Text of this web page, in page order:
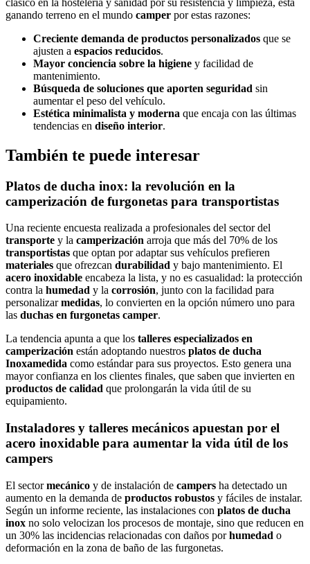
ganando terreno en el mundo camper por estas razones:
Creciente demanda de productos personalizados que se
ajusten a espacios reducidos.
Mayor conciencia sobre la higiene y facilidad de
mantenimiento.
Búsqueda de soluciones que aporten seguridad sin
aumentar el peso del vehículo.
Estética minimalista y moderna que encaja con las últimas
tendencias en diseño interior.
También te puede interesar
Platos de ducha inox: la revolución en la
camperización de furgonetas para transportistas
Una reciente encuesta realizada a profesionales del sector del
transporte y la camperización arroja que más del 70% de los
transportistas que optan por adaptar sus vehículos prefieren
materiales que ofrezcan durabilidad y bajo mantenimiento. El
acero inoxidable encabeza la lista, y no es casualidad: la protección
contra la humedad y la corrosión, junto con la facilidad para
personalizarmedidas, lo convierten en la opción número uno para
las duchas en furgonetas camper.
La tendencia apunta a que los talleres especializados en
camperización están adoptando nuestros platos de ducha
Inoxamedida como estándar para sus proyectos. Esto genera una
mayor confianza en los clientes finales, que saben que invierten en
productos de calidad que prolongarán la vida útil de su
equipamiento.
Instaladores y talleres mecánicos apuestan por el
acero inoxidable para aumentar la vida útil de los
campers
El sectormecánico y de instalación de campers ha detectado un
aumento en la demanda de productos robustos y fáciles de instalar.
Según un informe reciente, las instalaciones con platos de ducha
inox no solo velocizan los procesos de montaje, sino que reducen en
un 30% las incidencias relacionadas con daños porhumedad o
deformación en la zona de baño de las furgonetas.